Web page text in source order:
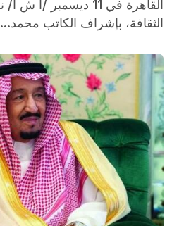
القاهرة في 11 ديسمبر /أ ش أ/ نظمت الهيئة العامة لقصور
الثقافة، بإشراف الكاتب محمد...